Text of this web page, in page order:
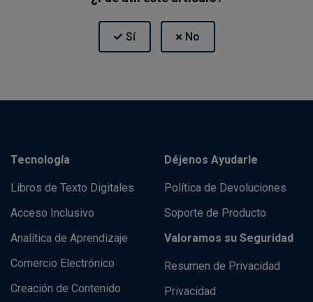
Tecnología
Libros de Texto Digitales
Acceso Inclusivo
Analítica de Aprendizaje
Comercio Electrónico
Creación de Contenido
Déjenos Ayudarle
Política de Devoluciones
Soporte de Producto
Valoramos su Seguridad
Resumen de Privacidad
Privacidad